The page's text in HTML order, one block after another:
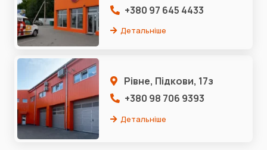
+380 97 645 4433
Детальніше
Рівне, Підкови, 17з
+380 98 706 9393
Детальніше